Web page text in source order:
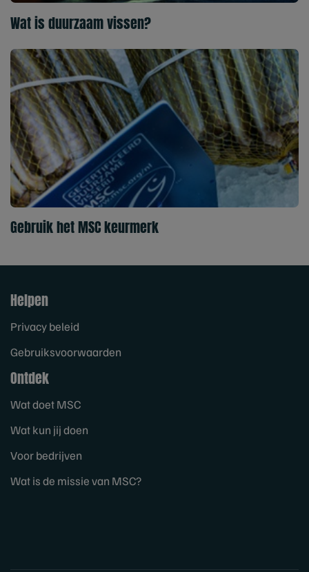
Wat is duurzaam vissen?
Gebruik het MSC keurmerk
Helpen
Privacy beleid
Gebruiksvoorwaarden
Ontdek
Wat doet MSC
Wat kun jij doen
Voor bedrijven
Wat is de missie van MSC?